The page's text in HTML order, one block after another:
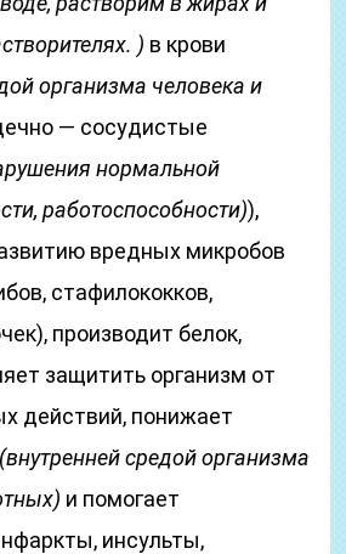
) в крови
организма человека и
— сосудистые
нормальной
работоспособности)),
вредных микробов
стафилококков,
производит белок,
защитить организм от
действий, понижает
(внутренней средой организма
и помогает
инсульты,